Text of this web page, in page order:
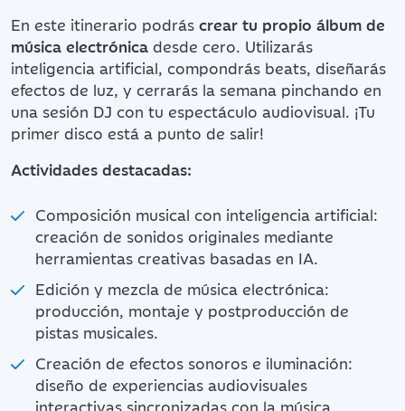
En este itinerario podrás crear tu propio álbum de
música electrónica desde cero. Utilizarás
inteligencia artificial, compondrás beats, diseñarás
efectos de luz, y cerrarás la semana pinchando en
una sesión DJ con tu espectáculo audiovisual. ¡Tu
primer disco está a punto de salir!
Actividades destacadas:
Composición musical con inteligencia artificial:
creación de sonidos originales mediante
herramientas creativas basadas en IA.
Edición y mezcla de música electrónica:
producción, montaje y postproducción de
pistas musicales.
Creación de efectos sonoros e iluminación:
diseño de experiencias audiovisuales
interactivas sincronizadas con la música.